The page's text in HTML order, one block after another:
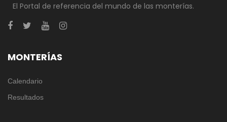
El Portal de referencia del mundo de las monterías.
MONTERÍAS
Calendario
Resultados